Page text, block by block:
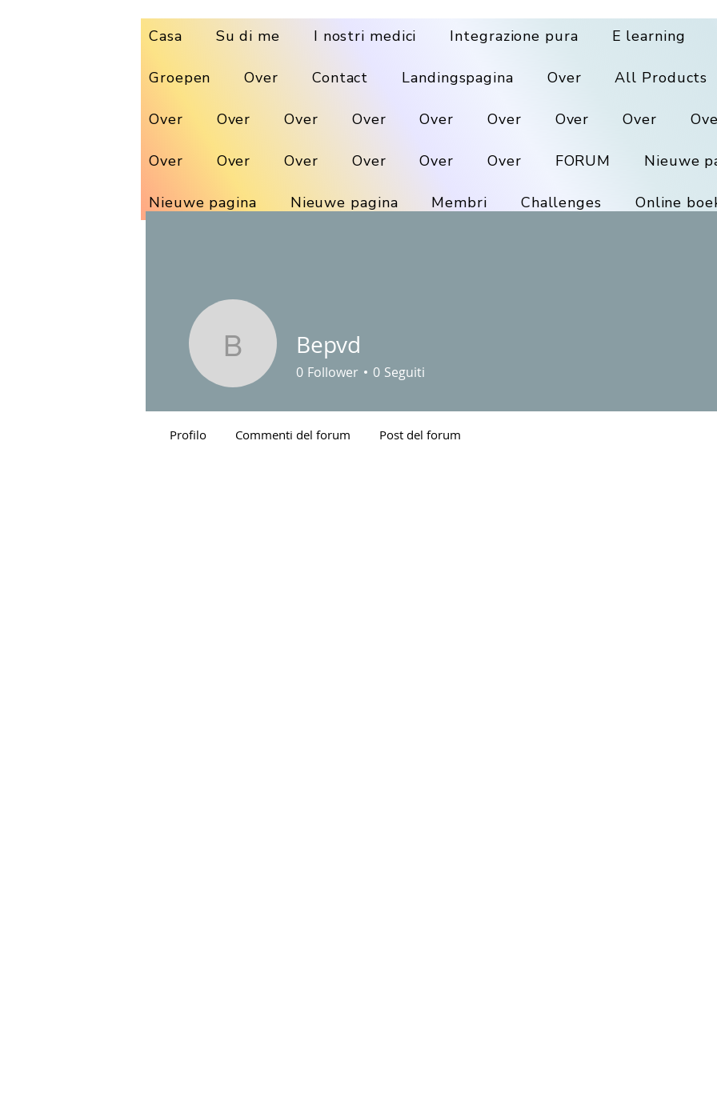
Casa Su di me I nostri medici Integrazione pura E learning
Groepen Over Contact Landingspagina Over All Products
Over Over Over Over Over Over Over Over
Over Over Over Over Over Over FORUM Nieuwe
Nieuwe pagina Nieuwe pagina Membri Challenges Online
BepvdBepvd
0 Follower 0 Seguiti
Profilo Commenti del forum Post del forum